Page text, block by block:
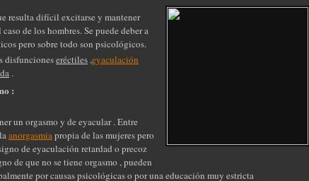
resulta difícil excitarse y mantener
de los hombres. Se puede deber a
pero sobre todo son psicológicos.
disfuncioneseréctiles ,eyaculación
.
:
un orgasmo y de eyacular . Entre
anorgasmiapropia de las mujeres pero
de eyaculación retardad o precoz
de que no se tiene orgasmo , pueden
por causas psicológicas o por una educación muy estricta